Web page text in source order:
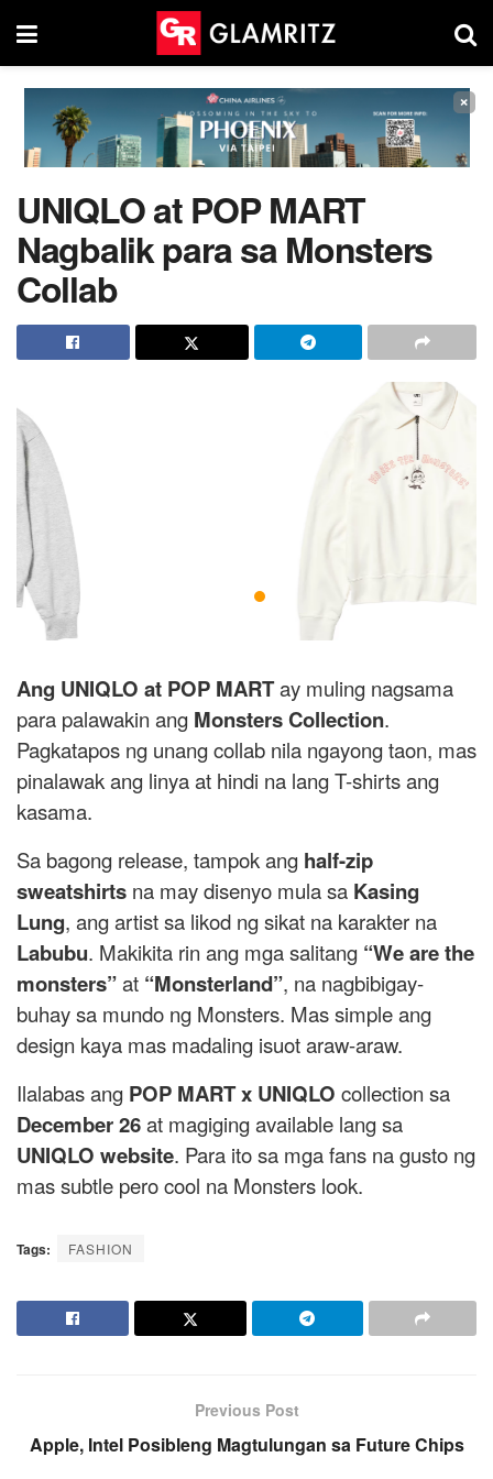
×
UNIQLO at POP MART
Nagbalik para sa Monsters
Collab
Ang UNIQLO at POP MARTay muling nagsama
para palawakin ang Monsters Collection.
Pagkatapos ng unang collab nila ngayong taon, mas
pinalawak ang linya at hindi na lang T-shirts ang
kasama.
Sa bagong release, tampok ang half-zip
sweatshirts na may disenyo mula sa Kasing
Lung, ang artist sa likod ng sikat na karakter na
Labubu. Makikita rin ang mga salitang “We are the
monsters”at “Monsterland”, na nagbibigay-
buhay sa mundo ng Monsters. Mas simple ang
design kaya mas madaling isuot araw-araw.
Ilalabas ang POP MART x UNIQLO collection sa
December 26at magiging available lang sa
UNIQLO website. Para ito sa mga fans na gusto ng
mas subtle pero cool na Monsters look.
Tags: FASHION
Previous Post
Apple, Intel Posibleng Magtulungan sa Future Chips